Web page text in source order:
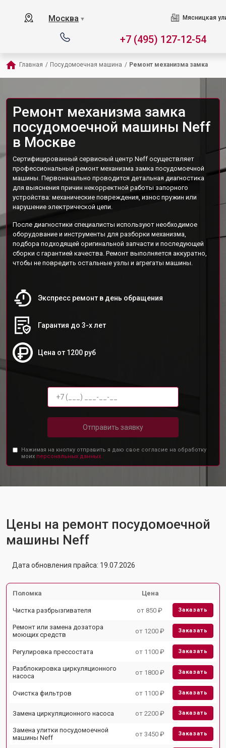
Москва ▼ Мясницкая
+7 (495) 127-12-54
Главная / Посудомоечная машина / Ремонт механизма замка
Ремонт механизма замка
посудомоечной машины Neff
в Москве
Сертифицированный сервисный центр Neff осуществляет
профессиональный ремонт механизма замка посудомоечной
машины. Первоначально проводится детальная диагностика
для выяснения причин некорректной работы запорного
устройства: механические повреждения, износ пружин или
нарушение электрической цепи.
После диагностики специалисты используют необходимое
оборудование и инструменты для разборки механизма,
подбора подходящей оригинальной запчасти и последующей
сборки с гарантией качества. Ремонт выполняется аккуратно,
чтобы не повредить остальные узлы и агрегаты машины.
Экспресс ремонт в день обращения
Гарантия до 3-х лет
Цена от 1200 руб
Отправить заявку
Нажимая на кнопку отправить я даю свое согласие на обработку
моих персональных данных.
Цены на ремонт посудомоечной
машины Neff
Дата обновления прайса: 19.07.2026
Поломка Цена
Чистка разбрызгивателя от 850 ₽ Заказать
Ремонт или замена дозатора
моющих средств
от 1200 ₽ Заказать
Регулировка прессостата от 1100 ₽ Заказать
Разблокировка циркуляционного
насоса
от 1800 ₽ Заказать
Очистка фильтров от 1100 ₽ Заказать
Замена циркуляционного насоса от 2200 ₽ Заказать
Замена улитки посудомоечной
машины Neff
от 3450 ₽ Заказать